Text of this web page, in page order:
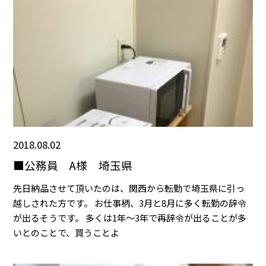
2018.08.02
■公務員 A様 埼玉県
先日納品させて頂いたのは、関西から転勤で埼玉県に引っ
越しされた方です。 お仕事柄、3月と8月に多く転勤の辞令
が出るそうです。 多くは1年〜3年で再辞令が出ることが多
いとのことで、買うことよ